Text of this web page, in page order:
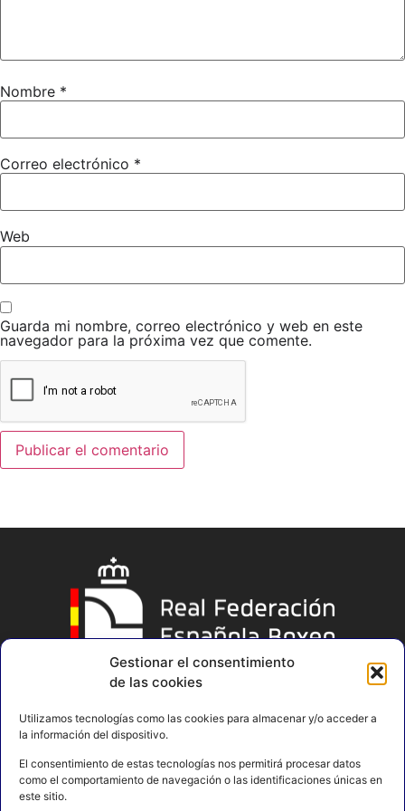
Gestionar el consentimiento
de las cookies
Utilizamos tecnologías como las cookies para almacenar y/o acceder a
la información del dispositivo.
El consentimiento de estas tecnologías nos permitirá procesar datos
como el comportamiento de navegación o las identificaciones únicas en
este sitio.
ENVIAR TODA LA DOCUMENTACIÓN A
CAMPEONATOS@FEBOXEO.ES
Nombre *
Correo electrónico *
Web
Guarda mi nombre, correo electrónico y web en este
navegador para la próxima vez que comente.